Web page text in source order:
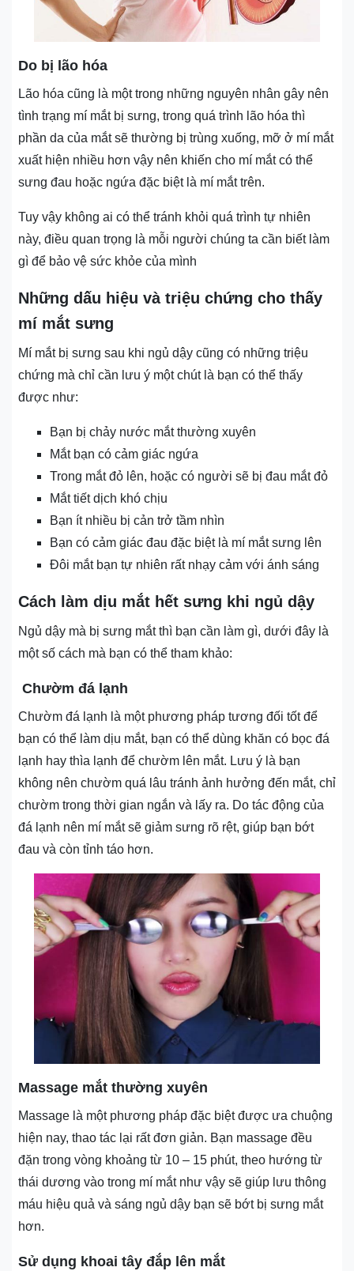
Do bị lão hóa
Lão hóa cũng là một trong những nguyên nhân gây nên
tình trạng mí mắt bị sưng, trong quá trình lão hóa thì
phần da của mắt sẽ thường bị trùng xuống, mỡ ở mí mắt
xuất hiện nhiều hơn vậy nên khiến cho mí mắt có thể
sưng đau hoặc ngứa đặc biệt là mí mắt trên.
Tuy vậy không ai có thể tránh khỏi quá trình tự nhiên
này, điều quan trọng là mỗi người chúng ta cần biết làm
gì để bảo vệ sức khỏe của mình
Những dấu hiệu và triệu chứng cho thấy
mí mắt sưng
Mí mắt bị sưng sau khi ngủ dậy cũng có những triệu
chứng mà chỉ cần lưu ý một chút là bạn có thể thấy
được như:
Bạn bị chảy nước mắt thường xuyên
Mắt bạn có cảm giác ngứa
Trong mắt đỏ lên, hoặc có người sẽ bị đau mắt đỏ
Mắt tiết dịch khó chịu
Bạn ít nhiều bị cản trở tầm nhìn
Bạn có cảm giác đau đặc biệt là mí mắt sưng lên
Đôi mắt bạn tự nhiên rất nhạy cảm với ánh sáng
Cách làm dịu mắt hết sưng khi ngủ dậy
Ngủ dậy mà bị sưng mắt thì bạn cần làm gì, dưới đây là
một số cách mà bạn có thể tham khảo:
Chườm đá lạnh
Chườm đá lạnh là một phương pháp tương đối tốt để
bạn có thể làm dịu mắt, bạn có thể dùng khăn có bọc đá
lạnh hay thìa lạnh để chườm lên mắt. Lưu ý là bạn
không nên chườm quá lâu tránh ảnh hưởng đến mắt, chỉ
chườm trong thời gian ngắn và lấy ra. Do tác động của
đá lạnh nên mí mắt sẽ giảm sưng rõ rệt, giúp bạn bớt
đau và còn tỉnh táo hơn.
Massage mắt thường xuyên
Massage là một phương pháp đặc biệt được ưa chuộng
hiện nay, thao tác lại rất đơn giản. Bạn massage đều
đặn trong vòng khoảng từ 10 – 15 phút, theo hướng từ
thái dương vào trong mí mắt như vậy sẽ giúp lưu thông
máu hiệu quả và sáng ngủ dậy bạn sẽ bớt bị sưng mắt
hơn.
Sử dụng khoai tây đắp lên mắt